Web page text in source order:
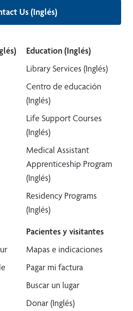
Us (Inglés)
Education (Inglés)
Library Services (Inglés)
Centro de educación
(Inglés)
Life Support Courses
(Inglés)
Medical Assistant
Apprenticeship Program
(Inglés)
Residency Programs
(Inglés)
Pacientes y visitantes
Mapas e indicaciones
Pagar mi factura
Buscar un lugar
Donar (Inglés)